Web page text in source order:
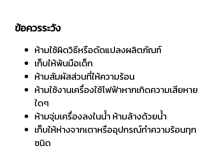
ข้อควรระวัง
ห้ามใช้ผิดวิธีหรือดัดแปลงผลิตภัณฑ์
เก็บให้พ้นมือเด็ก
ห้ามสัมผัสส่วนที่ให้ความร้อน
ห้ามใช้งานเครื่องใช้ไฟฟ้าหากเกิดความเสียหาย
ใดๆ
ห้ามจุ่มเครื่องลงในน้ำ ห้ามล้างด้วยน้ำ
เก็บให้ห่างจากเตาหรืออุปกรณ์ทำความร้อนทุก
ชนิด